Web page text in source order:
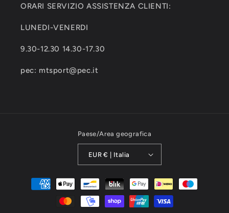
ORARI SERVIZIO ASSISTENZA CLIENTI:
LUNEDI-VENERDI
9.30-12.30 14.30-17.30
pec: mtsport@pec.it
Paese/Area geografica
EUR € | Italia
Metodi
pagamento